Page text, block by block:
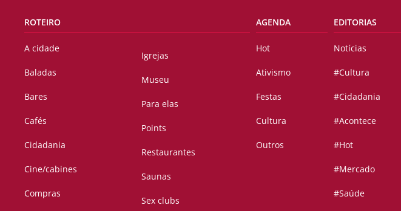
ROTEIRO
A cidade
Baladas
Bares
Cafés
Cidadania
Cine/cabines
Compras
Igrejas
Museu
Para elas
Points
Restaurantes
Saunas
Sex clubs
AGENDA
Hot
Ativismo
Festas
Cultura
Outros
EDITORIAS
Notícias
#Cultura
#Cidadania
#Acontece
#Hot
#Mercado
#Saúde